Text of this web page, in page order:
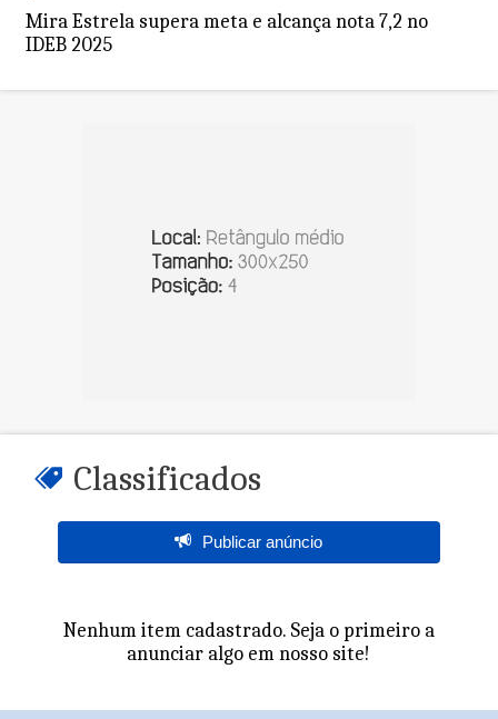
Mira Estrela supera meta e alcança nota 7,2 no
IDEB 2025
Classificados
Publicar anúncio
Nenhum item cadastrado. Seja o primeiro a
anunciar algo em nosso site!